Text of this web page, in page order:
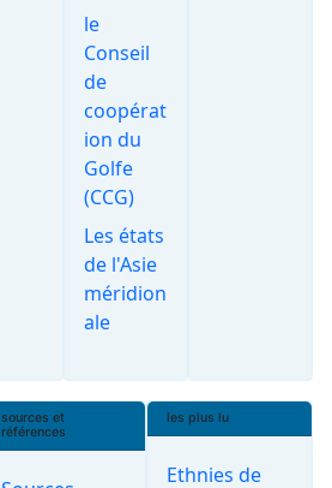
le
Conseil
de
coopérat
ion du
Golfe
(CCG)
Les états
de l'Asie
méridion
ale
sources et
références
les plus lu
Ethnies de